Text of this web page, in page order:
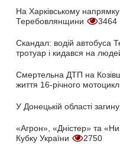
На Харківському напрямку
Теребовлянщини
3464
Скандал: водій автобуса
тротуар і кидався на
Смертельна ДТП на
життя 16-річного
У Донецькій області
«Агрон», «Дністер» та
Кубку України
2750